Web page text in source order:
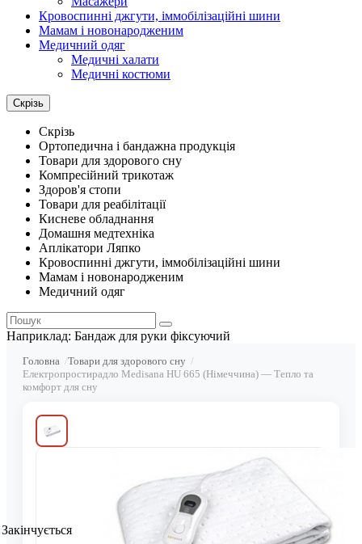
Кровоспинні джгути, іммобілізаційні шини
Мамам і новонародженим
Медичний одяг
Медичні халати
Медичні костюми
Скрізь
Скрізь
Ортопедична і бандажна продукція
Товари для здорового сну
Компресійний трикотаж
Здоров'я стопи
Товари для реабілітації
Кисневе обладнання
Домашня медтехніка
Аплікатори Ляпко
Кровоспинні джгути, іммобілізаційні шини
Мамам і новонародженим
Медичний одяг
Наприклад: Бандаж для руки фіксуючий
Головна
Товари для здорового сну
Електропростирадло Medisana HU 665 (Німеччина) — Тепло та
комфорт для сну
Закінчується